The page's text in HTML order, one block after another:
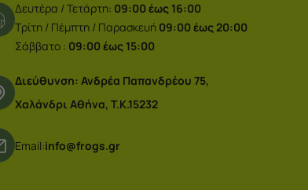
Δευτέρα / Τετάρτη: 09:00 έως 16:00
Τρίτη / Πέμπτη / Παρασκευή 09:00 έως 20:00
Σάββατο : 09:00 έως 15:00
Διεύθυνση: Ανδρέα Παπανδρέου 75,
Χαλάνδρι Αθήνα, Τ.Κ.15232
Email:info@frogs.gr